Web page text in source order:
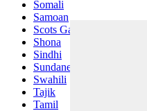
Somali
Samoan
Scots Gaelic
Shona
Sindhi
Sundanese
Swahili
Tajik
Tamil